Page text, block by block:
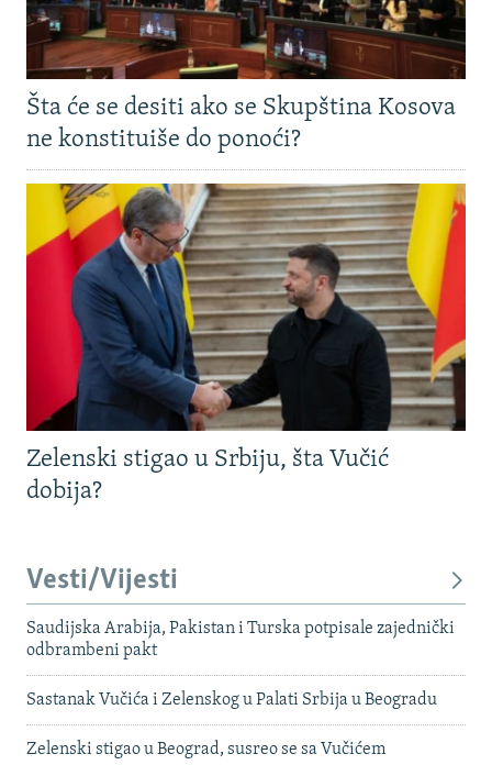
Šta će se desiti ako se Skupština Kosova
ne konstituiše do ponoći?
Zelenski stigao u Srbiju, šta Vučić
dobija?
Vesti/Vijesti
Saudijska Arabija, Pakistan i Turska potpisale zajednički
odbrambeni pakt
Sastanak Vučića i Zelenskog u Palati Srbija u Beogradu
Zelenski stigao u Beograd, susreo se sa Vučićem